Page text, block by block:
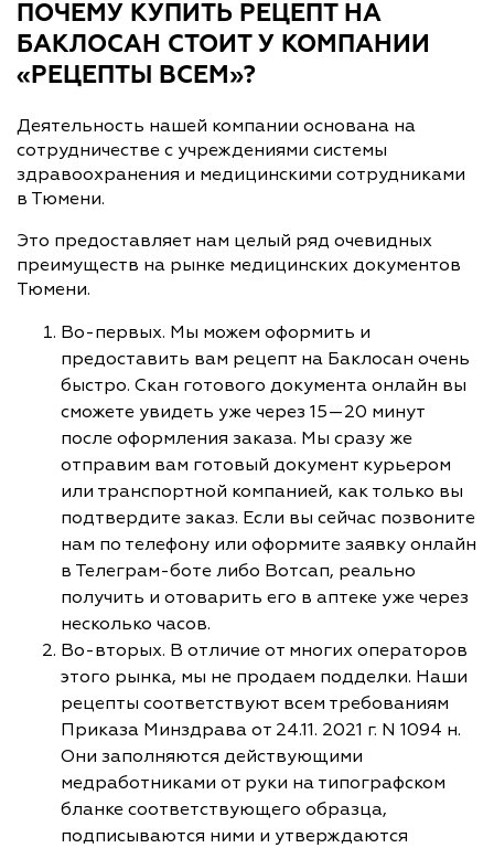
ПОЧЕМУ КУПИТЬ РЕЦЕПТ НА
БАКЛОСАН СТОИТ У КОМПАНИИ
«РЕЦЕПТЫ ВСЕМ»?
Деятельность нашей компании основана на
сотрудничестве с учреждениями системы
здравоохранения и медицинскими сотрудниками
в Тюмени.
Это предоставляет нам целый ряд очевидных
преимуществ на рынке медицинских документов
Тюмени.
Во-первых. Мы можем оформить и
предоставить вам рецепт на Баклосан очень
быстро. Скан готового документа онлайн вы
сможете увидеть уже через 15—20 минут
после оформления заказа. Мы сразу же
отправим вам готовый документ курьером
или транспортной компанией, как только вы
подтвердите заказ. Если вы сейчас позвоните
нам по телефону или оформите заявку онлайн
в Телеграм-боте либо Вотсап, реально
получить и отоварить его в аптеке уже через
несколько часов.
Во-вторых. В отличие от многих операторов
этого рынка, мы не продаем подделки. Наши
рецепты соответствуют всем требованиям
Приказа Минздрава от 24.11. 2021 г. N 1094 н.
Они заполняются действующими
медработниками от руки на типографском
бланке соответствующего образца,
подписываются ними и утверждаются